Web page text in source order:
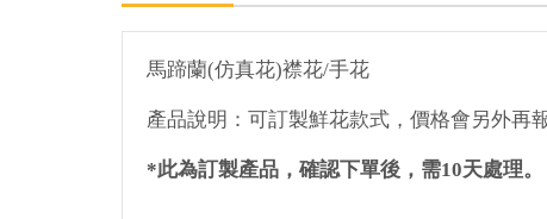
馬蹄蘭(仿真花)襟花/手花
產品說明：可訂製鮮花款式，價格會另外再報
*此為訂製產品，確認下單後，需10天處理。